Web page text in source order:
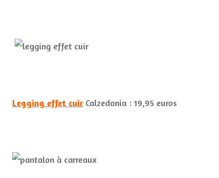
Legging effet cuir Calzedonia : 19,95 euros